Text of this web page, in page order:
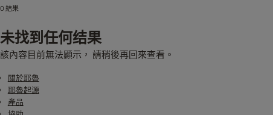
0 結果
未找到任何结果
該內容目前無法顯示， 請稍後再回來查看。
關於耶魯
耶魯起源
產品